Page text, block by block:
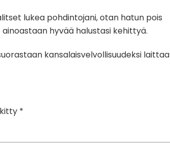
lukea pohdintojani, otan hatun pois
hyvää halustasi kehittyä.
kansalaisvelvollisuudeksi laittaa
*